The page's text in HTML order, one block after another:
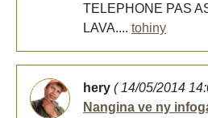
TELEPHONE PAS
LAVA.... tohiny
hery ( 14/05/2014
Nangina ve ny